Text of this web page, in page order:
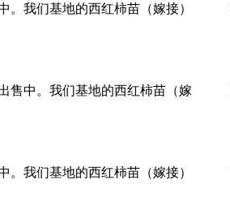
。我们基地的西红柿苗（嫁接）
售中。我们基地的西红柿苗（嫁
。我们基地的西红柿苗（嫁接）